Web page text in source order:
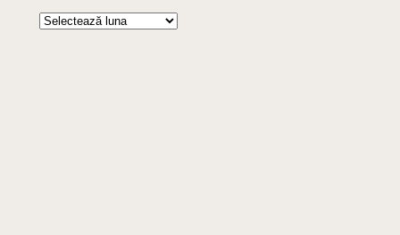
Arhive